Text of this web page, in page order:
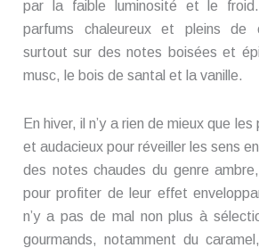
par la faible luminosité et le
parfums chaleureux et pleins de
surtout sur des notes boisées et
musc, le bois de santal et la vanille.
En hiver, il n’y a rien de mieux que
et audacieux pour réveiller les sens
des notes chaudes du genre
pour profiter de leur effet
n’y a pas de mal non plus à
gourmands, notamment du